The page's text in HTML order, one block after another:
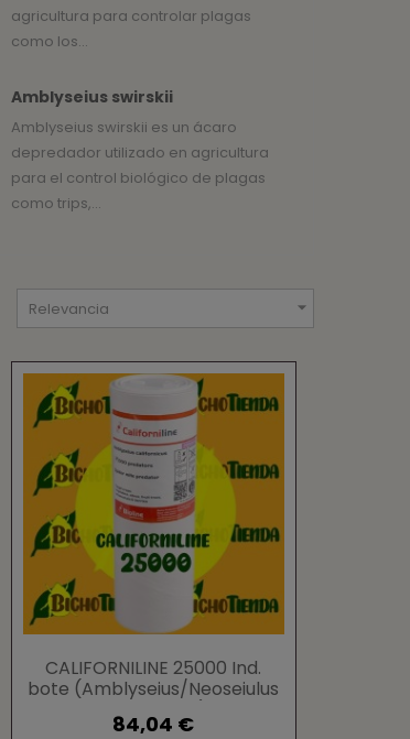
agricultura para controlar plagas
como los...
Amblyseius swirskii
Amblyseius swirskii es un ácaro
depredador utilizado en agricultura
para el control biológico de plagas
como trips,...
Relevancia 
CALIFORNILINE 25000 Ind.
bote (Amblyseius/Neoseiulus
californicus)
84,04 €